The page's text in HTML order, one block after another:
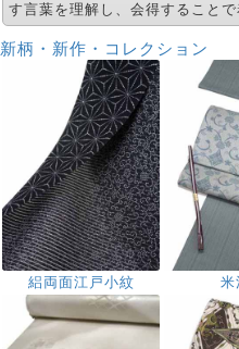
す言葉を理解し、会得すること
新柄・新作・コレクション
絽両面江戸小紋 米